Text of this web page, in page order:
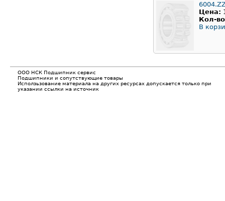
Цена:
Кол-
В
ООО НСК Подшипник сервис
Подшипники и сопутствующие товары
Исползьзование материала на других ресурсах допускается только при
указании ссылки на источник